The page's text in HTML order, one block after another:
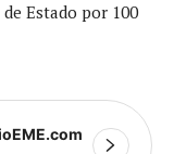
Estado por 100